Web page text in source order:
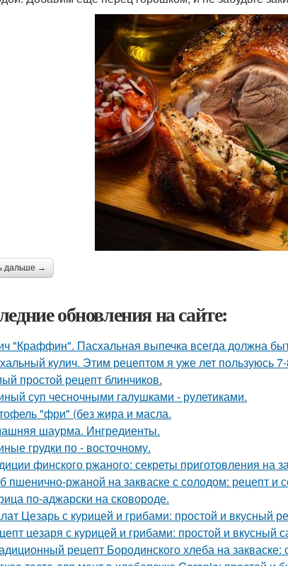
дальше →
обновления на сайте:
"Краффин". Пасхальная выпечка всегда должна
кулич. Этим рецептом я уже лет пользуюсь
простой рецепт блинчиков.
суп чесночными галушками - рулетиками.
"фри" (без жира и масла.
шаурма. Ингредиенты.
грудки по - восточному.
финского ржаного: секреты приготовления на
пшенично-ржаной на закваске с солодом: рецепт и
по-аджарски на сковороде.
Цезарь с курицей и грибами: простой и вкусный
цезаря с курицей и грибами: простой и вкусный
рецепт Бородинского хлеба на закваске: